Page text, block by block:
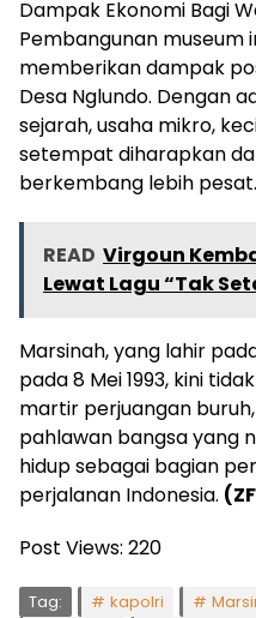
Dampak Ekonomi Bagi
Pembangunan museum
memberikan dampak
Desa Nglundo. Dengan
sejarah, usaha mikro,
setempat diharapkan
berkembang lebih pesat.
READ Virgoun
Lewat Lagu “Tak
Marsinah, yang lahir
pada 8 Mei 1993, kini
martir perjuangan
pahlawan bangsa yang
hidup sebagai bagian
perjalanan Indonesia.
Post Views: 220
Tag: kapolri